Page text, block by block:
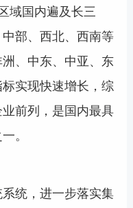
域国内遍及长三
部、西北、西南等
、中东、中亚、东
实现快速增长，综
前列，是国内最具
。
统，进一步落实集